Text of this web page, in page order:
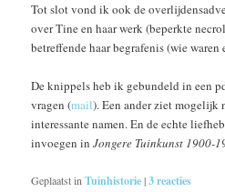
Tot slot vond ik ook de
over Tine en haar werk (beperkte
betreffende haar begrafenis (wie waren
De knippels heb ik gebundeld in een
vragen (mail). Een ander ziet mogelijk
interessante namen. En de echte
invoegen inJongere Tuinkunst 1900-
Geplaatst inTuinhistorie|3reacties